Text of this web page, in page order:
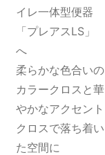
イレ一体型便器
「プレアスLS」
へ
柔らかな色合いの
カラークロスと華
やかなアクセント
クロスで落ち着い
た空間に